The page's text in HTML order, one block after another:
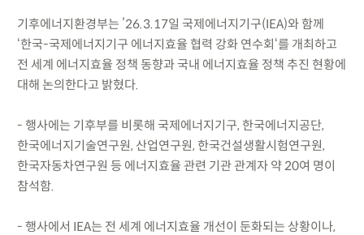
기후에너지환경부는 ’26.3.17일 국제에너지기구(IEA)와 함께
‘한국-국제에너지기구 에너지효율 협력 강화 연수회‘를 개최하고
전 세계 에너지효율 정책 동향과 국내 에너지효율 정책 추진 현황에
대해 논의한다고 밝혔다.
- 행사에는 기후부를 비롯해 국제에너지기구, 한국에너지공단,
한국에너지기술연구원, 산업연구원, 한국건설생활시험연구원,
한국자동차연구원 등 에너지효율 관련 기관 관계자 약 20여 명이
참석함.
- 행사에서 IEA는 전 세계 에너지효율 개선이 둔화되는 상황이나,